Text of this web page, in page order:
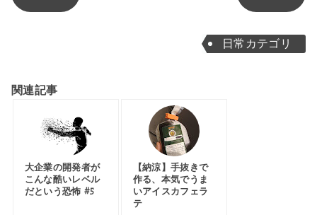
日常カテゴリ
関連記事
大企業の開発者が
こんな酷いレベル
だという恐怖 #5
【納涼】手抜きで
作る、本気でうま
いアイスカフェラ
テ